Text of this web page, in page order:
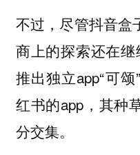
不过，尽管抖音盒
商上的探索还在
推出独立app“可
红书的app，其种
分交集。